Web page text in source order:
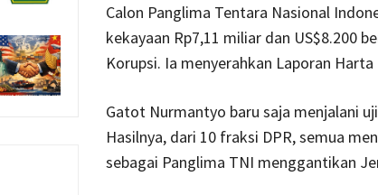
Calon Panglima Tentara Nasional
kekayaan Rp7,11 miliar dan US$8.200
Korupsi. Ia menyerahkan Laporan
Gatot Nurmantyo baru saja menjalani
Hasilnya, dari 10 fraksi DPR, semua
sebagai Panglima TNI menggantikan